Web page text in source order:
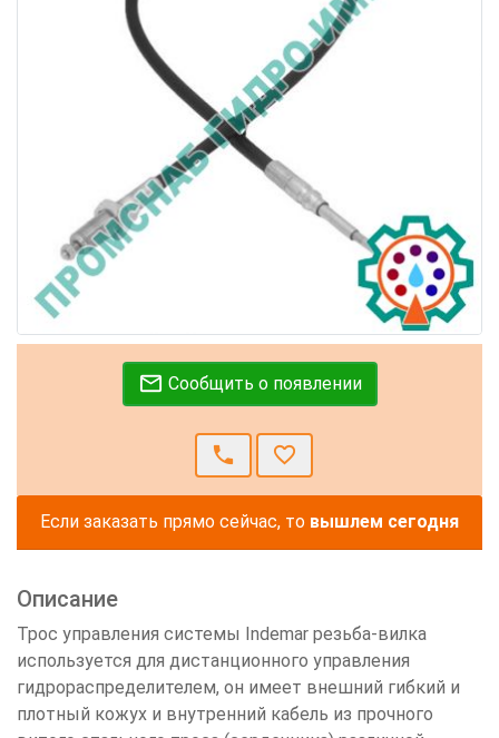
mail_outline Сообщить о появлении
call favorite_border
Если заказать прямо сейчас, то вышлем сегодня
Описание
Трос управления системы Indemar резьба-вилка
используется для дистанционного управления
гидрораспределителем, он имеет внешний гибкий и
плотный кожух и внутренний кабель из прочного